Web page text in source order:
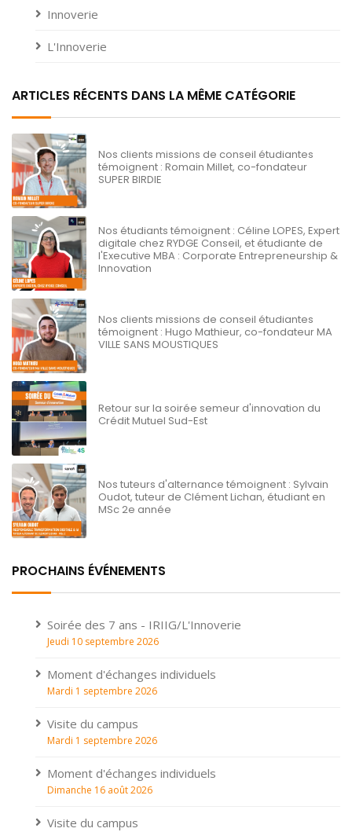
Innoverie
L'Innoverie
ARTICLES RÉCENTS DANS LA MÊME CATÉGORIE
Nos clients missions de conseil étudiantes
témoignent : Romain Millet, co-fondateur
SUPER BIRDIE
Nos étudiants témoignent : Céline LOPES, Expert
digitale chez RYDGE Conseil, et étudiante de
l'Executive MBA : Corporate Entrepreneurship &
Innovation
Nos clients missions de conseil étudiantes
témoignent : Hugo Mathieur, co-fondateur MA
VILLE SANS MOUSTIQUES
Retour sur la soirée semeur d'innovation du
Crédit Mutuel Sud-Est
Nos tuteurs d'alternance témoignent : Sylvain
Oudot, tuteur de Clément Lichan, étudiant en
MSc 2e année
PROCHAINS ÉVÉNEMENTS
Soirée des 7 ans - IRIIG/L'Innoverie
Jeudi 10 septembre 2026
Moment d'échanges individuels
Mardi 1 septembre 2026
Visite du campus
Mardi 1 septembre 2026
Moment d'échanges individuels
Dimanche 16 août 2026
Visite du campus